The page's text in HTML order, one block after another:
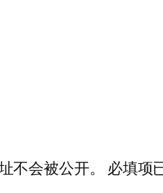
不会被公开。
必填项